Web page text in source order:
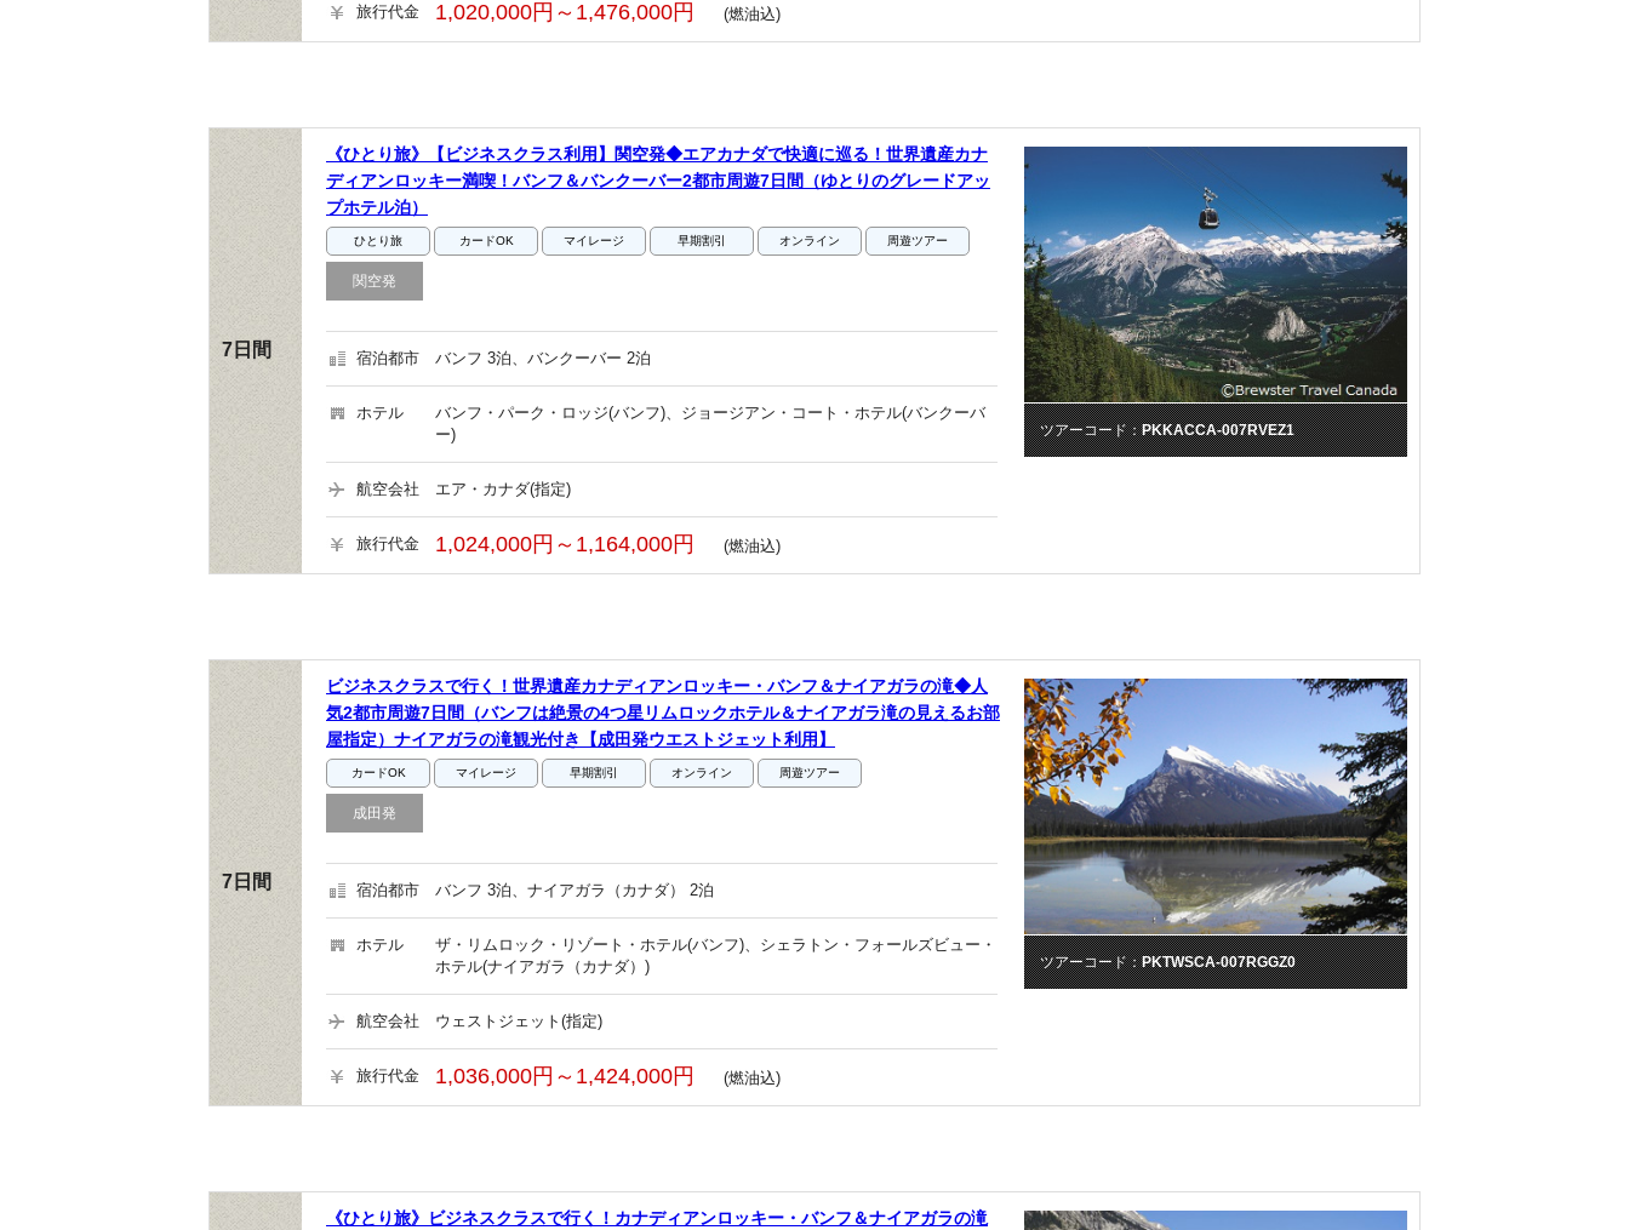
旅行代金 1,020,000円～1,476,000円 (燃油込)
7日間
《ひとり旅》【ビジネスクラス利用】関空発◆エアカナダで快適に巡る！世界遺産カナ
ディアンロッキー満喫！バンフ＆バンクーバー2都市周遊7日間（ゆとりのグレードアッ
プホテル泊）
ひとり旅 カードOK マイレージ 早期割引 オンライン 周遊ツアー
関空発
宿泊都市 バンフ 3泊、バンクーバー 2泊
ホテル
バンフ・パーク・ロッジ(バンフ)、ジョージアン・コート・ホテル(バンクーバ
ー)
航空会社 エア・カナダ(指定)
旅行代金 1,024,000円～1,164,000円 (燃油込)
ツアーコード：PKKACCA-007RVEZ1
7日間
ビジネスクラスで行く！世界遺産カナディアンロッキー・バンフ＆ナイアガラの滝◆人
気2都市周遊7日間（バンフは絶景の4つ星リムロックホテル＆ナイアガラ滝の見えるお部
屋指定）ナイアガラの滝観光付き【成田発ウエストジェット利用】
カードOK マイレージ 早期割引 オンライン 周遊ツアー
成田発
宿泊都市 バンフ 3泊、ナイアガラ（カナダ） 2泊
ホテル
ザ・リムロック・リゾート・ホテル(バンフ)、シェラトン・フォールズビュー・
ホテル(ナイアガラ（カナダ）)
航空会社 ウェストジェット(指定)
旅行代金 1,036,000円～1,424,000円 (燃油込)
ツアーコード：PKTWSCA-007RGGZ0
《ひとり旅》ビジネスクラスで行く！カナディアンロッキー・バンフ＆ナイアガラの滝